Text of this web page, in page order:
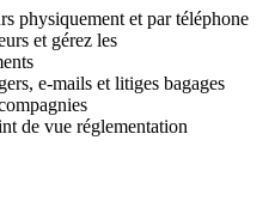
physiquement et par téléphone
et gérez les
e-mails et litiges bagages
de vue réglementation